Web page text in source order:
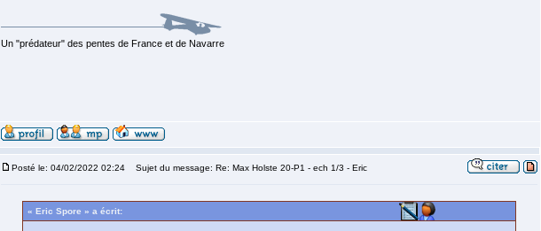
Un "prédateur" des pentes de France et de Navarre
Posté le: 04/02/2022 02:24 Sujet du message: Re: Max Holste 20-P1 - ech 1/3 - Eric
« Eric Spore » a écrit: